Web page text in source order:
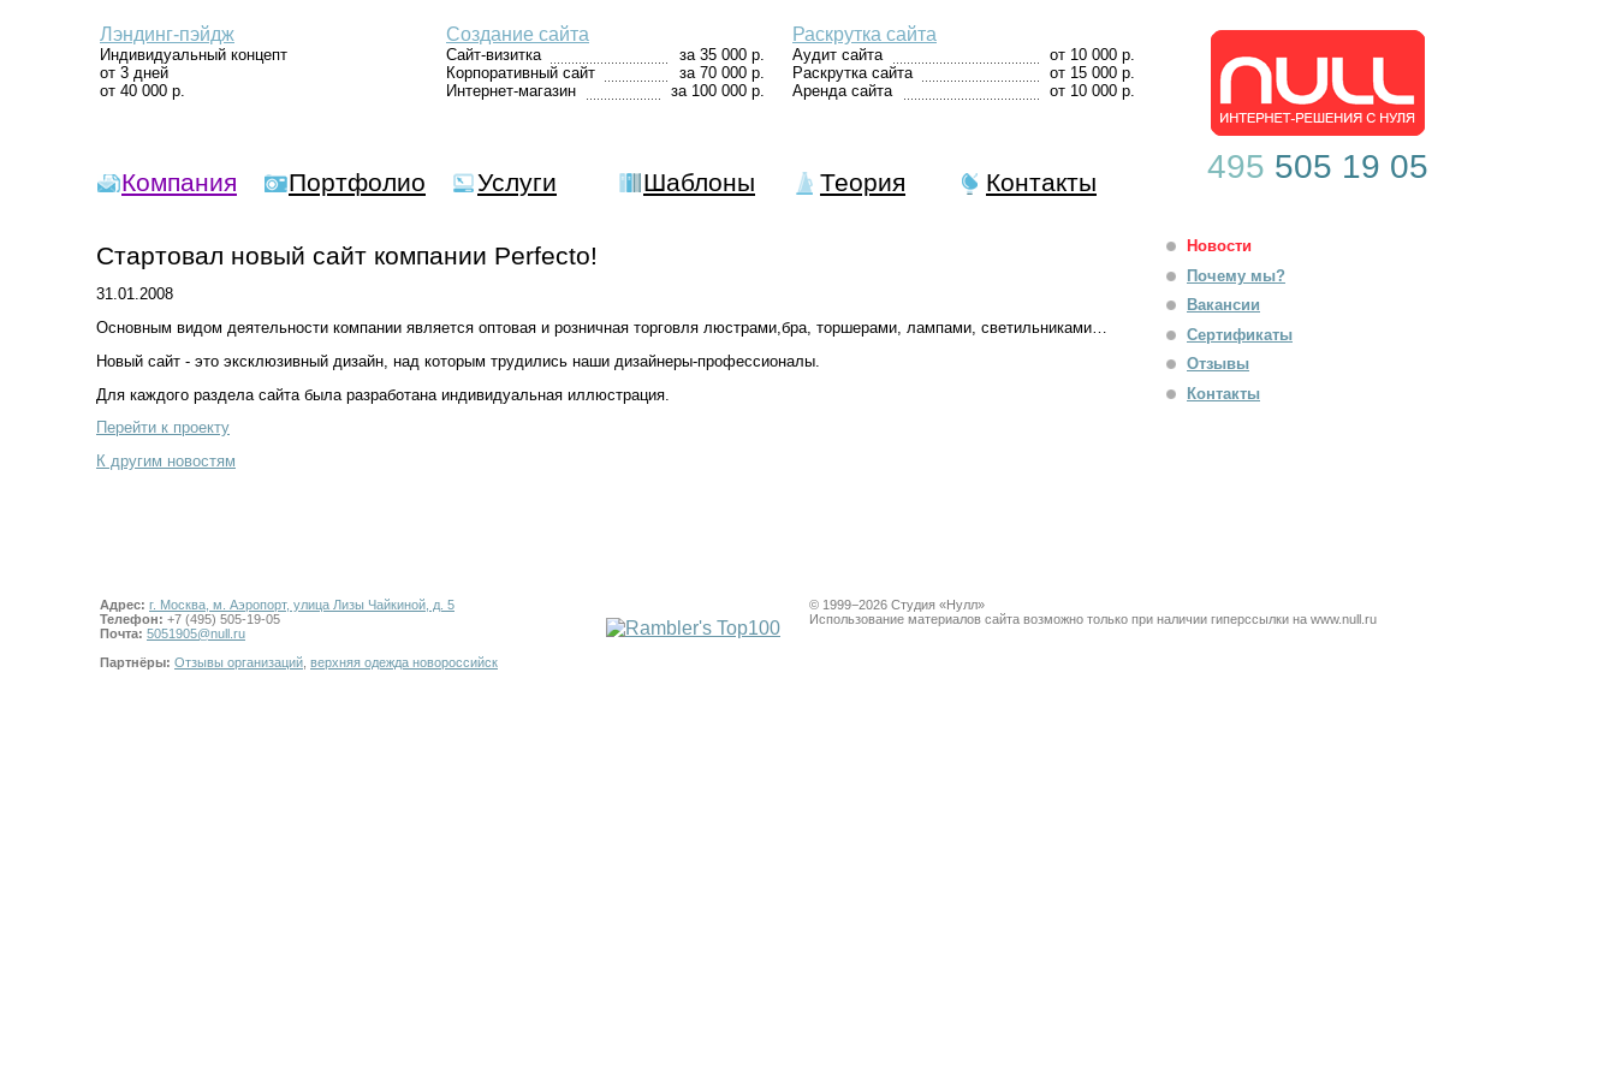
Лэндинг-пэйдж
Индивидуальный концепт
от 3 дней
от 40 000 р.
Создание сайта
Сайт-визитка
за 35 000 р.
Корпоративный сайт
за 70 000 р.
Интернет-магазин
за 100 000 р.
Раскрутка сайта
Аудит сайта
от 10 000 р.
Раскрутка сайта
от 15 000 р.
Аренда сайта
от 10 000 р.
Компания Портфолио Услуги Шаблоны Теория Контакты 495 505 19 05
Стартовал новый сайт компании Perfecto!
31.01.2008
Основным видом деятельности компании является оптовая и розничная торговля люстрами,бра, торшерами, лампами, светильниками…
Новый сайт - это эксклюзивный дизайн, над которым трудились наши дизайнеры-профессионалы.
Для каждого раздела сайта была разработана индивидуальная иллюстрация.
Перейти к проекту
К другим новостям
Новости
Почему мы?
Вакансии
Сертификаты
Отзывы
Контакты
Адрес: г. Москва, м. Аэропорт, улица Лизы Чайкиной, д. 5
Телефон: +7 (495) 505-19-05
Почта: 5051905@null.ru
Партнёры: Отзывы организаций верхняя одежда новороссийск
© 1999−2026 Студия «Нулл»
Использование материалов сайта возможно только при наличии гиперссылки на www.null.ru